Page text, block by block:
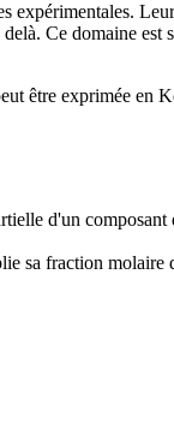
expérimentales.
Ce domaine est
être exprimée en
d'un composant
sa fraction molaire